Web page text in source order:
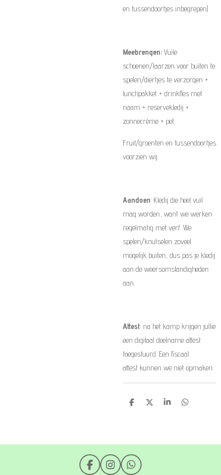
en tussendoortjes inbegrepen)
Meebrengen: Vuile
schoenen/laarzen voor buiten te
spelen/diertjes te verzorgen +
lunchpakket + drinkfles met
naam + reservekledij +
zonnecrème + pet.
Fruit/groenten en tussendoortjes
voorzien wij.
Aandoen: Kledij die heel vuil
mag worden, want we werken
regelmatig met verf. We
spelen/knutselen zoveel
mogelijk buiten, dus pas je kledij
aan de weersomstandigheden
aan.
Attest: na het kamp krijgen jullie
een digitaal deelname attest
toegestuurd. Een fiscaal
attest kunnen we niet opmaken.
D
D
S
D
F
I
W